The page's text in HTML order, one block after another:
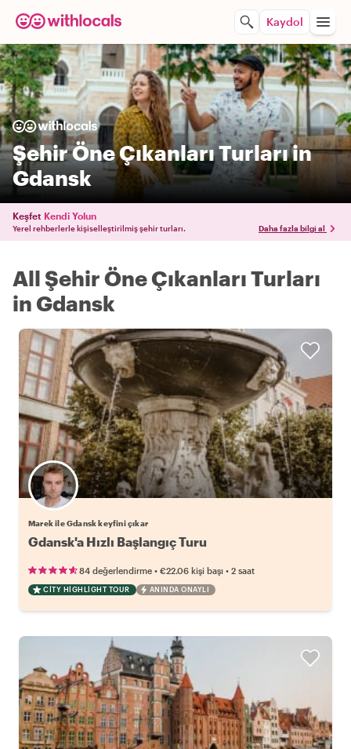
Kaydol
Şehir Öne Çıkanları Turları in
Gdansk
Keşfet Kendi Yolun
Yerel rehberlerle kişiselleştirilmiş şehir turları. Daha fazla bilgi al
All Şehir Öne Çıkanları Turları
in Gdansk
Marek ile Gdansk keyfini çıkar
Gdansk'a Hızlı Başlangıç Turu
84 değerlendirme • €22.06 kişi başı • 2 saat
CITY HIGHLIGHT TOUR ANINDA ONAYLI